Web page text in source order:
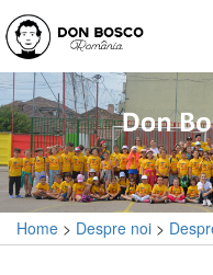
Home > Despre noi >